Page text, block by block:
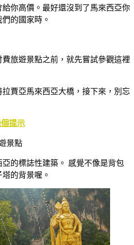
你高價。最好還沒到了馬來西亞你
的國家時。
旅遊景點之前，就先嘗試參觀這裡
賈亞馬來西亞大橋，接下來，別忘
提示
景點
的標誌性建築。 感覺不像是背包
的背景喔。